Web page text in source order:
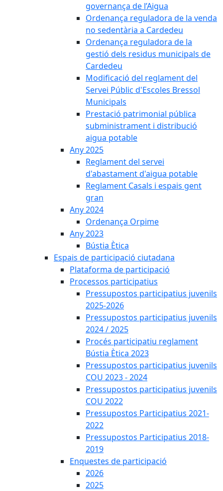
governança de l’Aigua
Ordenança reguladora de la venda
no sedentària a Cardedeu
Ordenança reguladora de la
gestió dels residus municipals de
Cardedeu
Modificació del reglament del
Servei Públic d'Escoles Bressol
Municipals
Prestació patrimonial pública
subministrament i distribució
aigua potable
Any 2025
Reglament del servei
d'abastament d'aigua potable
Reglament Casals i espais gent
gran
Any 2024
Ordenança Orpime
Any 2023
Bústia Ètica
Espais de participació ciutadana
Plataforma de participació
Processos participatius
Pressupostos participatius juvenils
2025-2026
Pressupostos participatius juvenils
2024 / 2025
Procés participatiu reglament
Bústia Ètica 2023
Pressupostos participatius juvenils
COU 2023 - 2024
Pressupostos participatius juvenils
COU 2022
Pressupostos Participatius 2021-
2022
Pressupostos Participatius 2018-
2019
Enquestes de participació
2026
2025